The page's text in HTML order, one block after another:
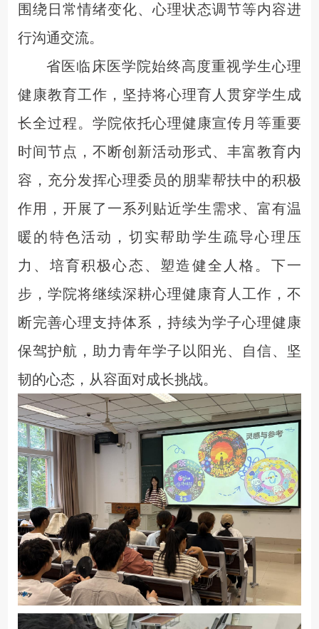
围绕日常情绪变化、心理状态调节等内容进
行沟通交流。
省医临床医学院始终高度重视学生心理
健康教育工作 ， 坚持将心理育人贯穿学生成
长全过程。学院依托心理健康宣传月等重要
时间节点，不断创新活动形式、丰富教育内
容，充分发挥心理委员的朋辈帮扶中的积极
作用，开展了 一系列贴近学生需求、 富有温
暖的特色活动， 切实帮助学生疏导心理压
力、培育积极心态、塑造健全人格。 下一
步 ，学院将继续深耕心理健康育人工作，不
断完善心理支持体系，持续为学子心理健康
保驾护航，助力青年学子以阳光、自信、坚
韧的心态，从容面对成长挑战。